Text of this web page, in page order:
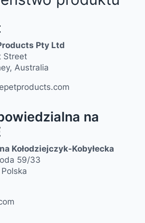
Pty Ltd
Street
Australia
na
Kołodziejczyk-Kobyłecka
59/33